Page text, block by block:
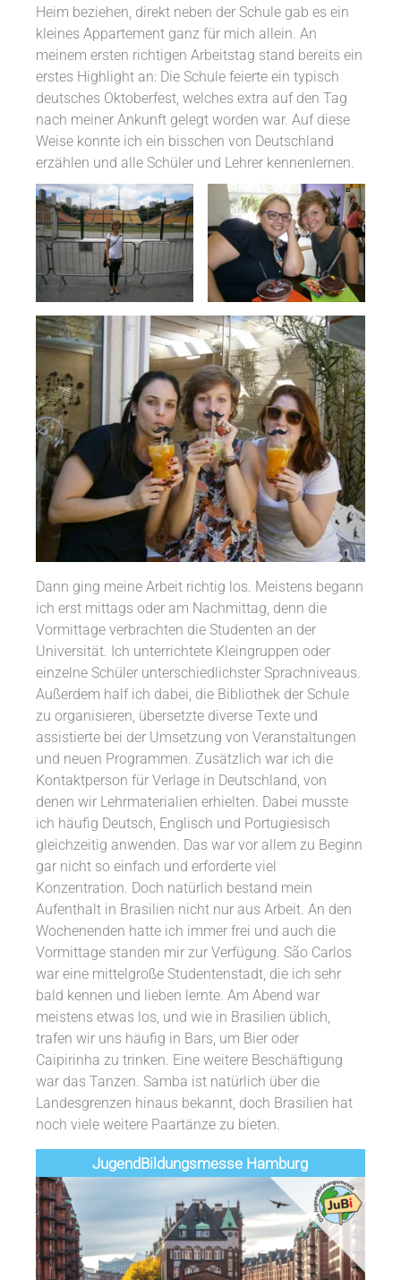
Heim beziehen, direkt neben der Schule gab es ein
kleines Appartement ganz für mich allein. An
meinem ersten richtigen Arbeitstag stand bereits ein
erstes Highlight an: Die Schule feierte ein typisch
deutsches Oktoberfest, welches extra auf den Tag
nach meiner Ankunft gelegt worden war. Auf diese
Weise konnte ich ein bisschen von Deutschland
erzählen und alle Schüler und Lehrer kennenlernen.
Dann ging meine Arbeit richtig los. Meistens begann
ich erst mittags oder am Nachmittag, denn die
Vormittage verbrachten die Studenten an der
Universität. Ich unterrichtete Kleingruppen oder
einzelne Schüler unterschiedlichster Sprachniveaus.
Außerdem half ich dabei, die Bibliothek der Schule
zu organisieren, übersetzte diverse Texte und
assistierte bei der Umsetzung von Veranstaltungen
und neuen Programmen. Zusätzlich war ich die
Kontaktperson für Verlage in Deutschland, von
denen wir Lehrmaterialien erhielten. Dabei musste
ich häufig Deutsch, Englisch und Portugiesisch
gleichzeitig anwenden. Das war vor allem zu Beginn
gar nicht so einfach und erforderte viel
Konzentration. Doch natürlich bestand mein
Aufenthalt in Brasilien nicht nur aus Arbeit. An den
Wochenenden hatte ich immer frei und auch die
Vormittage standen mir zur Verfügung. São Carlos
war eine mittelgroße Studentenstadt, die ich sehr
bald kennen und lieben lernte. Am Abend war
meistens etwas los, und wie in Brasilien üblich,
trafen wir uns häufig in Bars, um Bier oder
Caipirinha zu trinken. Eine weitere Beschäftigung
war das Tanzen. Samba ist natürlich über die
Landesgrenzen hinaus bekannt, doch Brasilien hat
noch viele weitere Paartänze zu bieten.
Jugend­­­­­Bildungsmess­e Hamburg